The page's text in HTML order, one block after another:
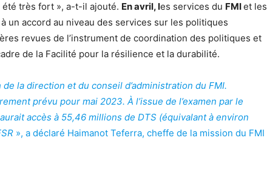
été très fort », a-t-il ajouté. En avril, les services du FMIet les
un accord au niveau des services sur les politiques
revues de l’instrument de coordination des politiques et
de la Facilité pour la résilience et la durabilité.
de la direction et du conseil d’administration du FMI.
prévu pour mai 2023. À l’issue de l’examen par le
accès à 55,46 millions de DTS (équivalant à environ
», a déclaré Haimanot Teferra, cheffe de la mission du FMI